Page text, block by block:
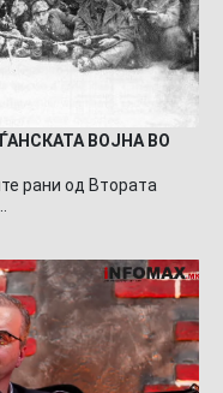
ВОЈНА ВО
рани од Втората